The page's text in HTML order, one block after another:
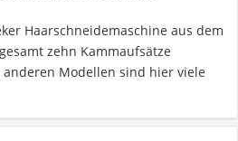
Haarschneidemaschine aus dem
zehn Kammaufsätze
Modellen sind hier viele